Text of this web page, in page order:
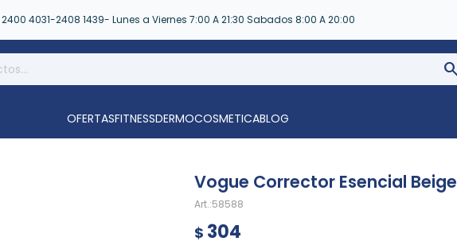
2400 4031-2408 1439- Lunes a Viernes 7:00 A 21:30 Sabados 8:00 A 20:00
OFERTASFITNESSDERMOCOSMETICABLOG
Vogue Corrector Esencial Beige
58588
$ 304